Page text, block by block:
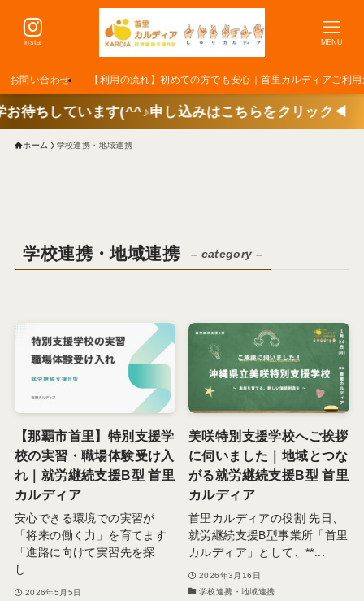
insta MENU
お問い合わせ 【利用の流れ】初めての方でも安心｜首里カルディアご利
ます(^^♪申し込みはこちらをクリック◀
ホーム 学校連携・地域連携
学校連携・地域連携 – category –
【那覇市首里】特別支援学
校の実習・職場体験受け入
れ｜就労継続支援B型 首里
カルディア
安心できる環境での実習が
「将来の働く力」を育てます
「進路に向けて実習先を探
し...
2026年5月5日
美咲特別支援学校へご挨拶
に伺いました｜地域とつな
がる就労継続支援B型 首里
カルディア
首里カルディアの役割 先日、
就労継続支援B型事業所「首里
カルディア」として、**...
2026年3月16日
学校連携・地域連携